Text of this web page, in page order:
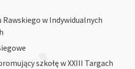
w Indywidualnych
szkołę w XXIII Targach